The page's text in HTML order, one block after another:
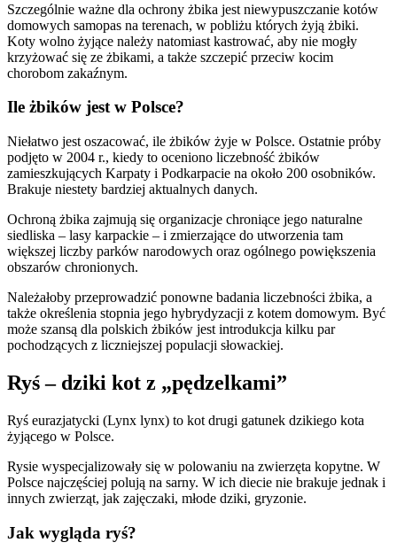
Szczególnie ważne dla ochrony żbika jest niewypuszczanie kotów
domowych samopas na terenach, w pobliżu których żyją żbiki.
Koty wolno żyjące należy natomiast kastrować, aby nie mogły
krzyżować się ze żbikami, a także szczepić przeciw kocim
chorobom zakaźnym.
Ile żbików jest w Polsce?
Niełatwo jest oszacować, ile żbików żyje w Polsce. Ostatnie próby
podjęto w 2004 r., kiedy to oceniono liczebność żbików
zamieszkujących Karpaty i Podkarpacie na około 200 osobników.
Brakuje niestety bardziej aktualnych danych.
Ochroną żbika zajmują się organizacje chroniące jego naturalne
siedliska – lasy karpackie – i zmierzające do utworzenia tam
większej liczby parków narodowych oraz ogólnego powiększenia
obszarów chronionych.
Należałoby przeprowadzić ponowne badania liczebności żbika, a
także określenia stopnia jego hybrydyzacji z kotem domowym. Być
może szansą dla polskich żbików jest introdukcja kilku par
pochodzących z liczniejszej populacji słowackiej.
Ryś – dziki kot z „pędzelkami”
Ryś eurazjatycki (Lynx lynx) to kot drugi gatunek dzikiego kota
żyjącego w Polsce.
Rysie wyspecjalizowały się w polowaniu na zwierzęta kopytne. W
Polsce najczęściej polują na sarny. W ich diecie nie brakuje jednak i
innych zwierząt, jak zajęczaki, młode dziki, gryzonie.
Jak wygląda ryś?